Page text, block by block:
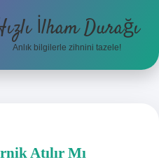
İlham Durağı
Anlık bilgilerle zihnini tazele!
Atılır Mı